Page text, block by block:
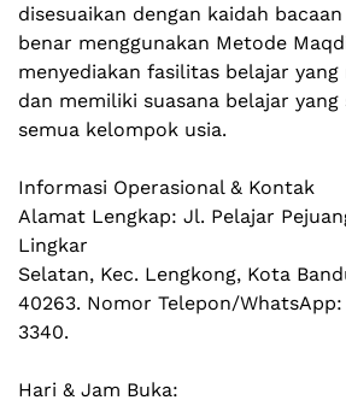
disesuaikan dengan kaidah
benar menggunakan Metode
menyediakan fasilitas belajar yang
dan memiliki suasana belajar
semua kelompok usia.
Informasi Operasional & Kontak
Alamat Lengkap: Jl. Pelajar
Lingkar
Selatan, Kec. Lengkong, Kota
40263. Nomor Telepon/WhatsApp:
3340.
Hari & Jam Buka: